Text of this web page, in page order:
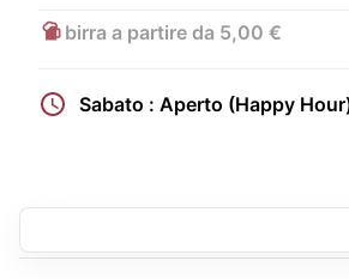
birra a partire da 5,00 €
Sabato : Aperto (Happy